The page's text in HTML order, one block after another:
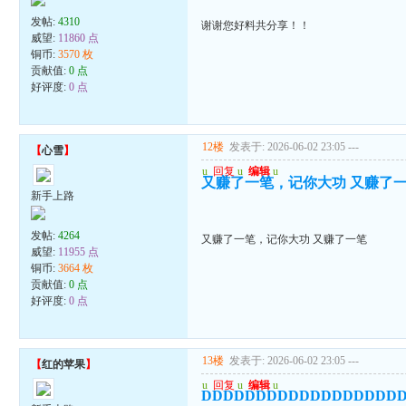
发帖:4310
威望: 11860 点
铜币:3570 枚
贡献值:0 点
好评度:0 点
谢谢您好料共分享！！
【心雪】
新手上路
发帖:4264
威望: 11955 点
铜币:3664 枚
贡献值:0 点
好评度:0 点
12楼 发表于: 2026-06-02 23:05 ---
u 回复 u 编辑 u
又赚了一笔，记你大功 又赚了
又赚了一笔，记你大功 又赚了一笔
【红的苹果】 13楼 发表于: 2026-06-02 23:05 ---
u 回复 u 编辑 u